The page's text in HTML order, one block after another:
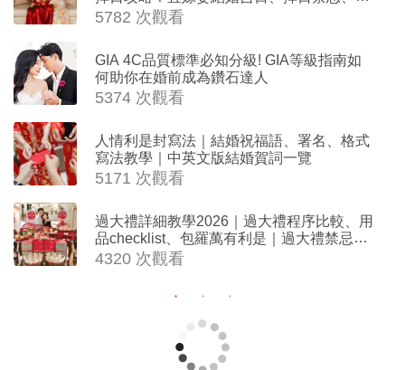
沖生肖一覽
5782 次觀看
GIA 4C品質標準必知分級! GIA等級指南如
何助你在婚前成為鑽石達人
5374 次觀看
人情利是封寫法｜結婚祝福語、署名、格式
寫法教學｜中英文版結婚賀詞一覽
5171 次觀看
過大禮詳細教學2026｜過大禮程序比較、用
品checklist、包羅萬有利是｜過大禮禁忌及
吉祥說話
4320 次觀看
小型婚宴場地酒店2026| 8間酒店小型婚